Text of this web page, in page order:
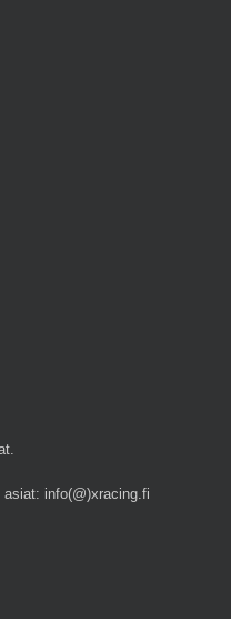
info(@)xracing.fi